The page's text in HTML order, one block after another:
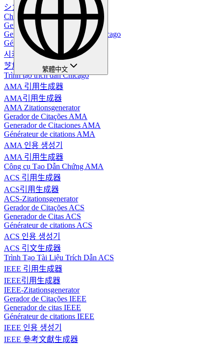
シカゴ引用生成器
Chicago-Zitationsgenerator
Gerador de Citações Chicago
Generador de Citas en Estilo Chicago
Générateur de citations Chicago
시카고 인용 생성기
芝加哥引用生成器
Trình tạo trích dẫn Chicago
AMA 引用生成器
AMA引用生成器
AMA Zitationsgenerator
Gerador de Citações AMA
Generador de Citaciones AMA
Générateur de citations AMA
AMA 인용 생성기
AMA 引用生成器
Công cụ Tạo Dẫn Chứng AMA
ACS 引用生成器
ACS引用生成器
ACS-Zitationsgenerator
Gerador de Citações ACS
Generador de Citas ACS
Générateur de citations ACS
ACS 인용 생성기
ACS 引文生成器
Trình Tạo Tài Liệu Trích Dẫn ACS
IEEE 引用生成器
IEEE引用生成器
IEEE-Zitationsgenerator
Gerador de Citações IEEE
Generador de citas IEEE
Générateur de citations IEEE
IEEE 인용 생성기
IEEE 參考文獻生成器
繁體中文